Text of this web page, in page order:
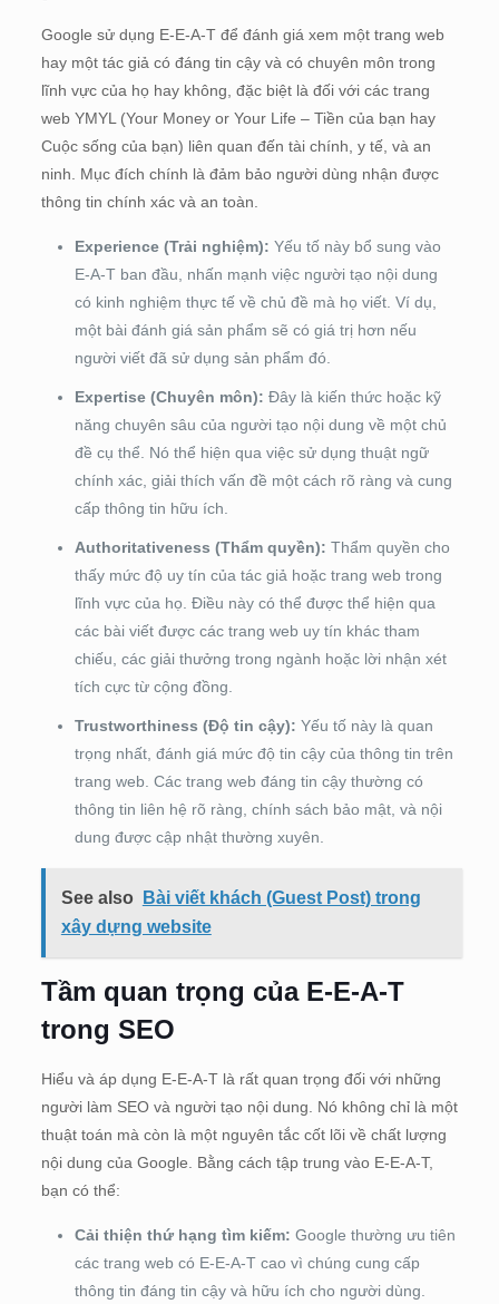
Google sử dụng E-E-A-T để đánh giá xem một trang web
hay một tác giả có đáng tin cậy và có chuyên môn trong
lĩnh vực của họ hay không, đặc biệt là đối với các trang
web YMYL (Your Money or Your Life – Tiền của bạn hay
Cuộc sống của bạn) liên quan đến tài chính, y tế, và an
ninh. Mục đích chính là đảm bảo người dùng nhận được
thông tin chính xác và an toàn.
Experience (Trải nghiệm): Yếu tố này bổ sung vào
E-A-T ban đầu, nhấn mạnh việc người tạo nội dung
có kinh nghiệm thực tế về chủ đề mà họ viết. Ví dụ,
một bài đánh giá sản phẩm sẽ có giá trị hơn nếu
người viết đã sử dụng sản phẩm đó.
Expertise (Chuyên môn): Đây là kiến thức hoặc kỹ
năng chuyên sâu của người tạo nội dung về một chủ
đề cụ thể. Nó thể hiện qua việc sử dụng thuật ngữ
chính xác, giải thích vấn đề một cách rõ ràng và cung
cấp thông tin hữu ích.
Authoritativeness (Thẩm quyền): Thẩm quyền cho
thấy mức độ uy tín của tác giả hoặc trang web trong
lĩnh vực của họ. Điều này có thể được thể hiện qua
các bài viết được các trang web uy tín khác tham
chiếu, các giải thưởng trong ngành hoặc lời nhận xét
tích cực từ cộng đồng.
Trustworthiness (Độ tin cậy): Yếu tố này là quan
trọng nhất, đánh giá mức độ tin cậy của thông tin trên
trang web. Các trang web đáng tin cậy thường có
thông tin liên hệ rõ ràng, chính sách bảo mật, và nội
dung được cập nhật thường xuyên.
See also
Bài viết khách (Guest Post) trong
xây dựng website
Tầm quan trọng của E-E-A-T
trong SEO
Hiểu và áp dụng E-E-A-T là rất quan trọng đối với những
người làm SEO và người tạo nội dung. Nó không chỉ là một
thuật toán mà còn là một nguyên tắc cốt lõi về chất lượng
nội dung của Google. Bằng cách tập trung vào E-E-A-T,
bạn có thể:
Cải thiện thứ hạng tìm kiếm: Google thường ưu tiên
các trang web có E-E-A-T cao vì chúng cung cấp
thông tin đáng tin cậy và hữu ích cho người dùng.